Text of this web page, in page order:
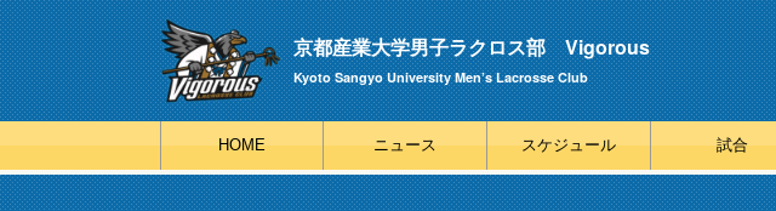
京都産業大学男子ラクロス部 Vigorous
Kyoto Sangyo University Men’s Lacrosse Club
HOME ニュース スケジュール 試合